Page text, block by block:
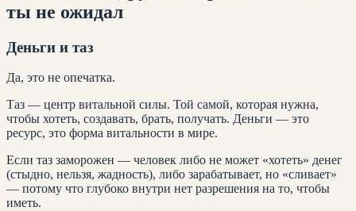
ты не ожидал
Деньги и таз
Да, это не опечатка.
Таз — центр витальной силы. Той самой, которая нужна,
чтобы хотеть, создавать, брать, получать. Деньги — это
ресурс, это форма витальности в мире.
Если таз заморожен — человек либо не может «хотеть» денег
(стыдно, нельзя, жадность), либо зарабатывает, но «сливает»
— потому что глубоко внутри нет разрешения на то, чтобы
иметь.